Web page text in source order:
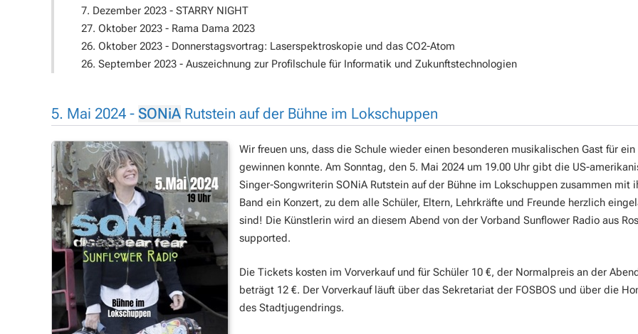
7. Dezember 2023 - STARRY NIGHT
27. Oktober 2023 - Rama Dama 2023
26. Oktober 2023 - Donnerstagsvortrag: Laserspektroskopie und das CO2-Atom
26. September 2023 - Auszeichnung zur Profilschule für Informatik und Zukunftstechnologien
5. Mai 2024 - SONiA Rutstein auf der Bühne im Lokschuppen
Wir freuen uns, dass die Schule wieder einen besonderen musikalischen Gast für ein
gewinnen konnte. Am Sonntag, den 5. Mai 2024 um 19.00 Uhr gibt die US-
Singer-Songwriterin SONiA Rutstein auf der Bühne im Lokschuppen zusammen mit
Band ein Konzert, zu dem alle Schüler, Eltern, Lehrkräfte und Freunde herzlich
sind! Die Künstlerin wird an diesem Abend von der Vorband Sunflower Radio aus
supported.
Die Tickets kosten im Vorverkauf und für Schüler 10 €, der Normalpreis an der
beträgt 12 €. Der Vorverkauf läuft über das Sekretariat der FOSBOS und über die
des Stadtjugendrings.